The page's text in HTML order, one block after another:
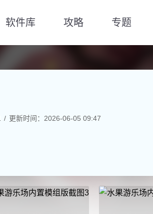
软件库 攻略 专题
更新时间：2026-06-05 09:47